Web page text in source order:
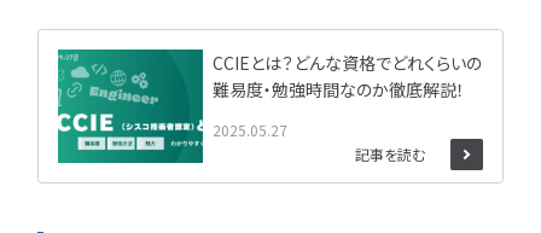
2025.05.27
CCIEとは？どんな資格でどれくらいの
難易度・勉強時間なのか徹底解説！
記事を読む